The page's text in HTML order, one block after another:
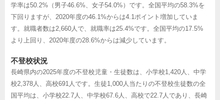
学率は50.2%（男子46.6%、女子54.0%）です。全国平均の58.3%を
下回りますが、2020年度の46.1%からは4.1ポイント増加していま
す。就職者数は2,660人で、就職率は25.4%です。全国平均の17.5%
より上回り、2020年度の28.6%からは減少しています。
不登校状況
長崎県内の2025年度の不登校児童・生徒数は、小学校1,420人、中学
校2,378人、高校691人です。生徒1,000人当たりの不登校生徒数の全
国平均は、小学校22.7人、中学校67.6人、高校で22.7人であり、長崎